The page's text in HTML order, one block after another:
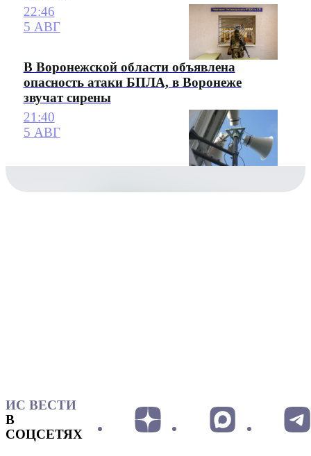
22:46
5 АВГ
В Воронежской области объявлена
опасность атаки БПЛА, в Воронеже
звучат сирены
21:40
5 АВГ
ИС ВЕСТИ
В
СОЦСЕТЯХ